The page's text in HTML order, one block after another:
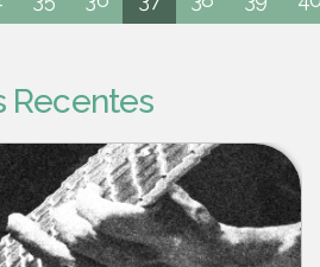
Recentes